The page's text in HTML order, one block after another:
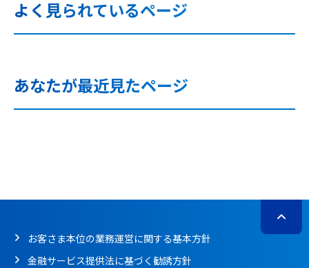
よく見られているページ
あなたが最近見たページ
お客さま本位の業務運営に関する基本方針
金融サービス提供法に基づく勧誘方針